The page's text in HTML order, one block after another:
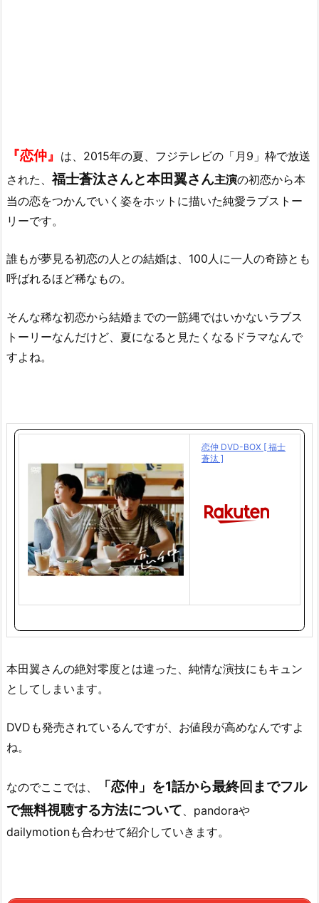
『恋仲』 は、2015年の夏、フジテレビの「月9」枠で放送
された、福士蒼汰さんと本田翼さん主演の初恋から本
当の恋をつかんでいく姿をホットに描いた純愛ラブストー
リーです。
誰もが夢見る初恋の人との結婚は、100人に一人の奇跡とも
呼ばれるほど稀なもの。
そんな稀な初恋から結婚までの一筋縄ではいかないラブス
トーリーなんだけど、夏になると見たくなるドラマなんで
すよね。
恋仲 DVD-BOX [ 福士
蒼汰 ]
本田翼さんの絶対零度とは違った、純情な演技にもキュン
としてしまいます。
DVDも発売されているんですが、お値段が高めなんですよ
ね。
なのでここでは、
「恋仲」を1話から最終回までフル
で無料視聴する方法について、pandoraや
dailymotionも合わせて紹介していきます。